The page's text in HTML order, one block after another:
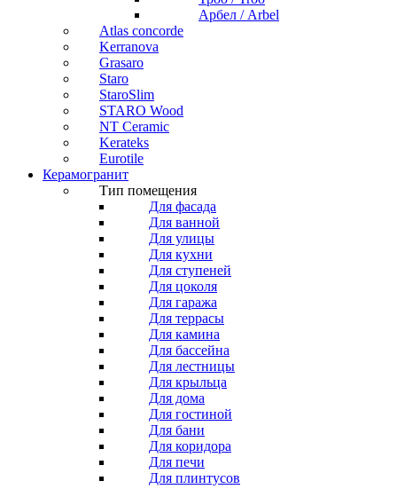
Арбел / Arbel
Atlas concorde
Kerranova
Grasaro
Staro
StaroSlim
STARO Wood
NT Ceramic
Kerateks
Eurotile
Керамогранит
Тип помещения
Для фасада
Для ванной
Для улицы
Для кухни
Для ступеней
Для цоколя
Для гаража
Для террасы
Для камина
Для бассейна
Для лестницы
Для крыльца
Для дома
Для гостиной
Для бани
Для коридора
Для печи
Для плинтусов